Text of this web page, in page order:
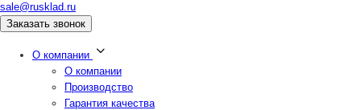
sale@rusklad.ru
Заказать звонок
О компании
О компании
Производство
Гарантия качества